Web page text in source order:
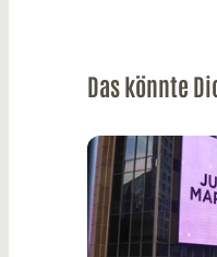
Das könnte